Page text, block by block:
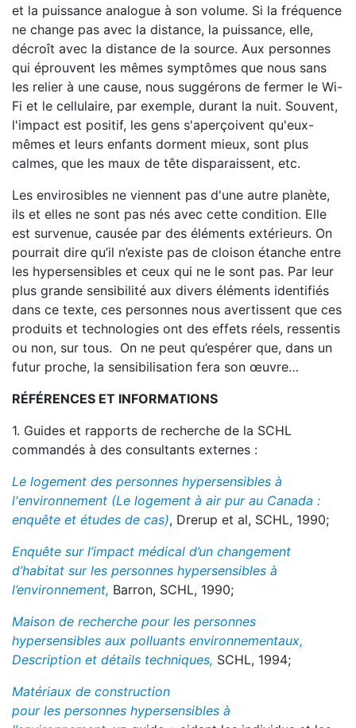
et la puissance analogue à son volume. Si la fréquence
ne change pas avec la distance, la puissance, elle,
décroît avec la distance de la source. Aux personnes
qui éprouvent les mêmes symptômes que nous sans
les relier à une cause, nous suggérons de fermer le Wi-
Fi et le cellulaire, par exemple, durant la nuit. Souvent,
l'impact est positif, les gens s'aperçoivent qu'eux-
mêmes et leurs enfants dorment mieux, sont plus
calmes, que les maux de tête disparaissent, etc.
Les envirosibles ne viennent pas d'une autre planète,
ils et elles ne sont pas nés avec cette condition. Elle
est survenue, causée par des éléments extérieurs. On
pourrait dire qu’il n’existe pas de cloison étanche entre
les hypersensibles et ceux qui ne le sont pas. Par leur
plus grande sensibilité aux divers éléments identifiés
dans ce texte, ces personnes nous avertissent que ces
produits et technologies ont des effets réels, ressentis
ou non, sur tous. On ne peut qu’espérer que, dans un
futur proche, la sensibilisation fera son œuvre…
RÉFÉRENCES ET INFORMATIONS
1. Guides et rapports de recherche de la SCHL
commandés à des consultants externes :
Le logement des personnes hypersensibles à
l'environnement (Le logement à air pur au Canada :
enquête et études de cas), Drerup et al, SCHL, 1990;
Enquête sur l’impact médical d’un changement
d’habitat sur les personnes hypersensibles à
l’environnement, Barron, SCHL, 1990;
Maison de recherche pour les personnes
hypersensibles aux polluants environnementaux,
Description et détails techniques, SCHL, 1994;
Matériaux de construction
pourles personnes hypersensibles à